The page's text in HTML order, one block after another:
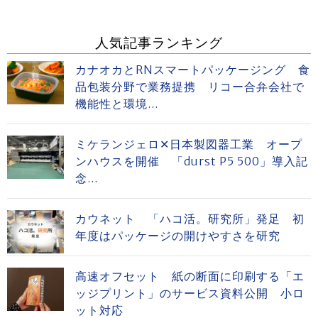
人気記事ランキング
カナオカとRNスマートパッケージング 食
品包装分野で業務提携 リコー合弁会社で
機能性と環境...
ミケランジェロ✕日本製図器工業 オープ
ンハウスを開催 「durst P5 500」導入記
念...
カウネット 「ハコ活。研究所」発足 初
年度はパッケージの開けやすさを研究
高速オフセット 紙の断面に印刷する「エ
ッジプリント」のサービス資料公開 小ロ
ット対応